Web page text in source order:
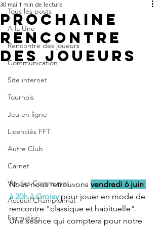
Tous les posts
A la Une
Rencontre des joueurs
Communication
Site internet
Tournois
Jeu en ligne
Licenciés FFT
Autre Club
Carnet
Vie des Communes
Accueil Championnat
Formation
prochaine
rencontre
des joueurs
30 mai 1 min de lecture
Nous nous retrouvons vendredi 6 juin
à 20h à Groisy pour jouer en mode de
rencontre "classique et habituelle".
Une séance qui comptera pour notre